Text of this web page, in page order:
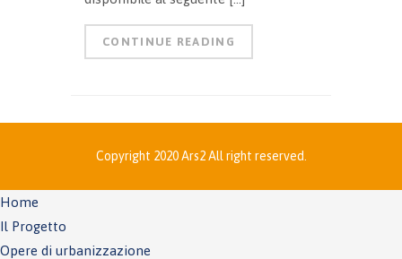
CONTINUE READING
Copyright 2020 Ars2 All right reserved.
Home
Il Progetto
Opere di urbanizzazione